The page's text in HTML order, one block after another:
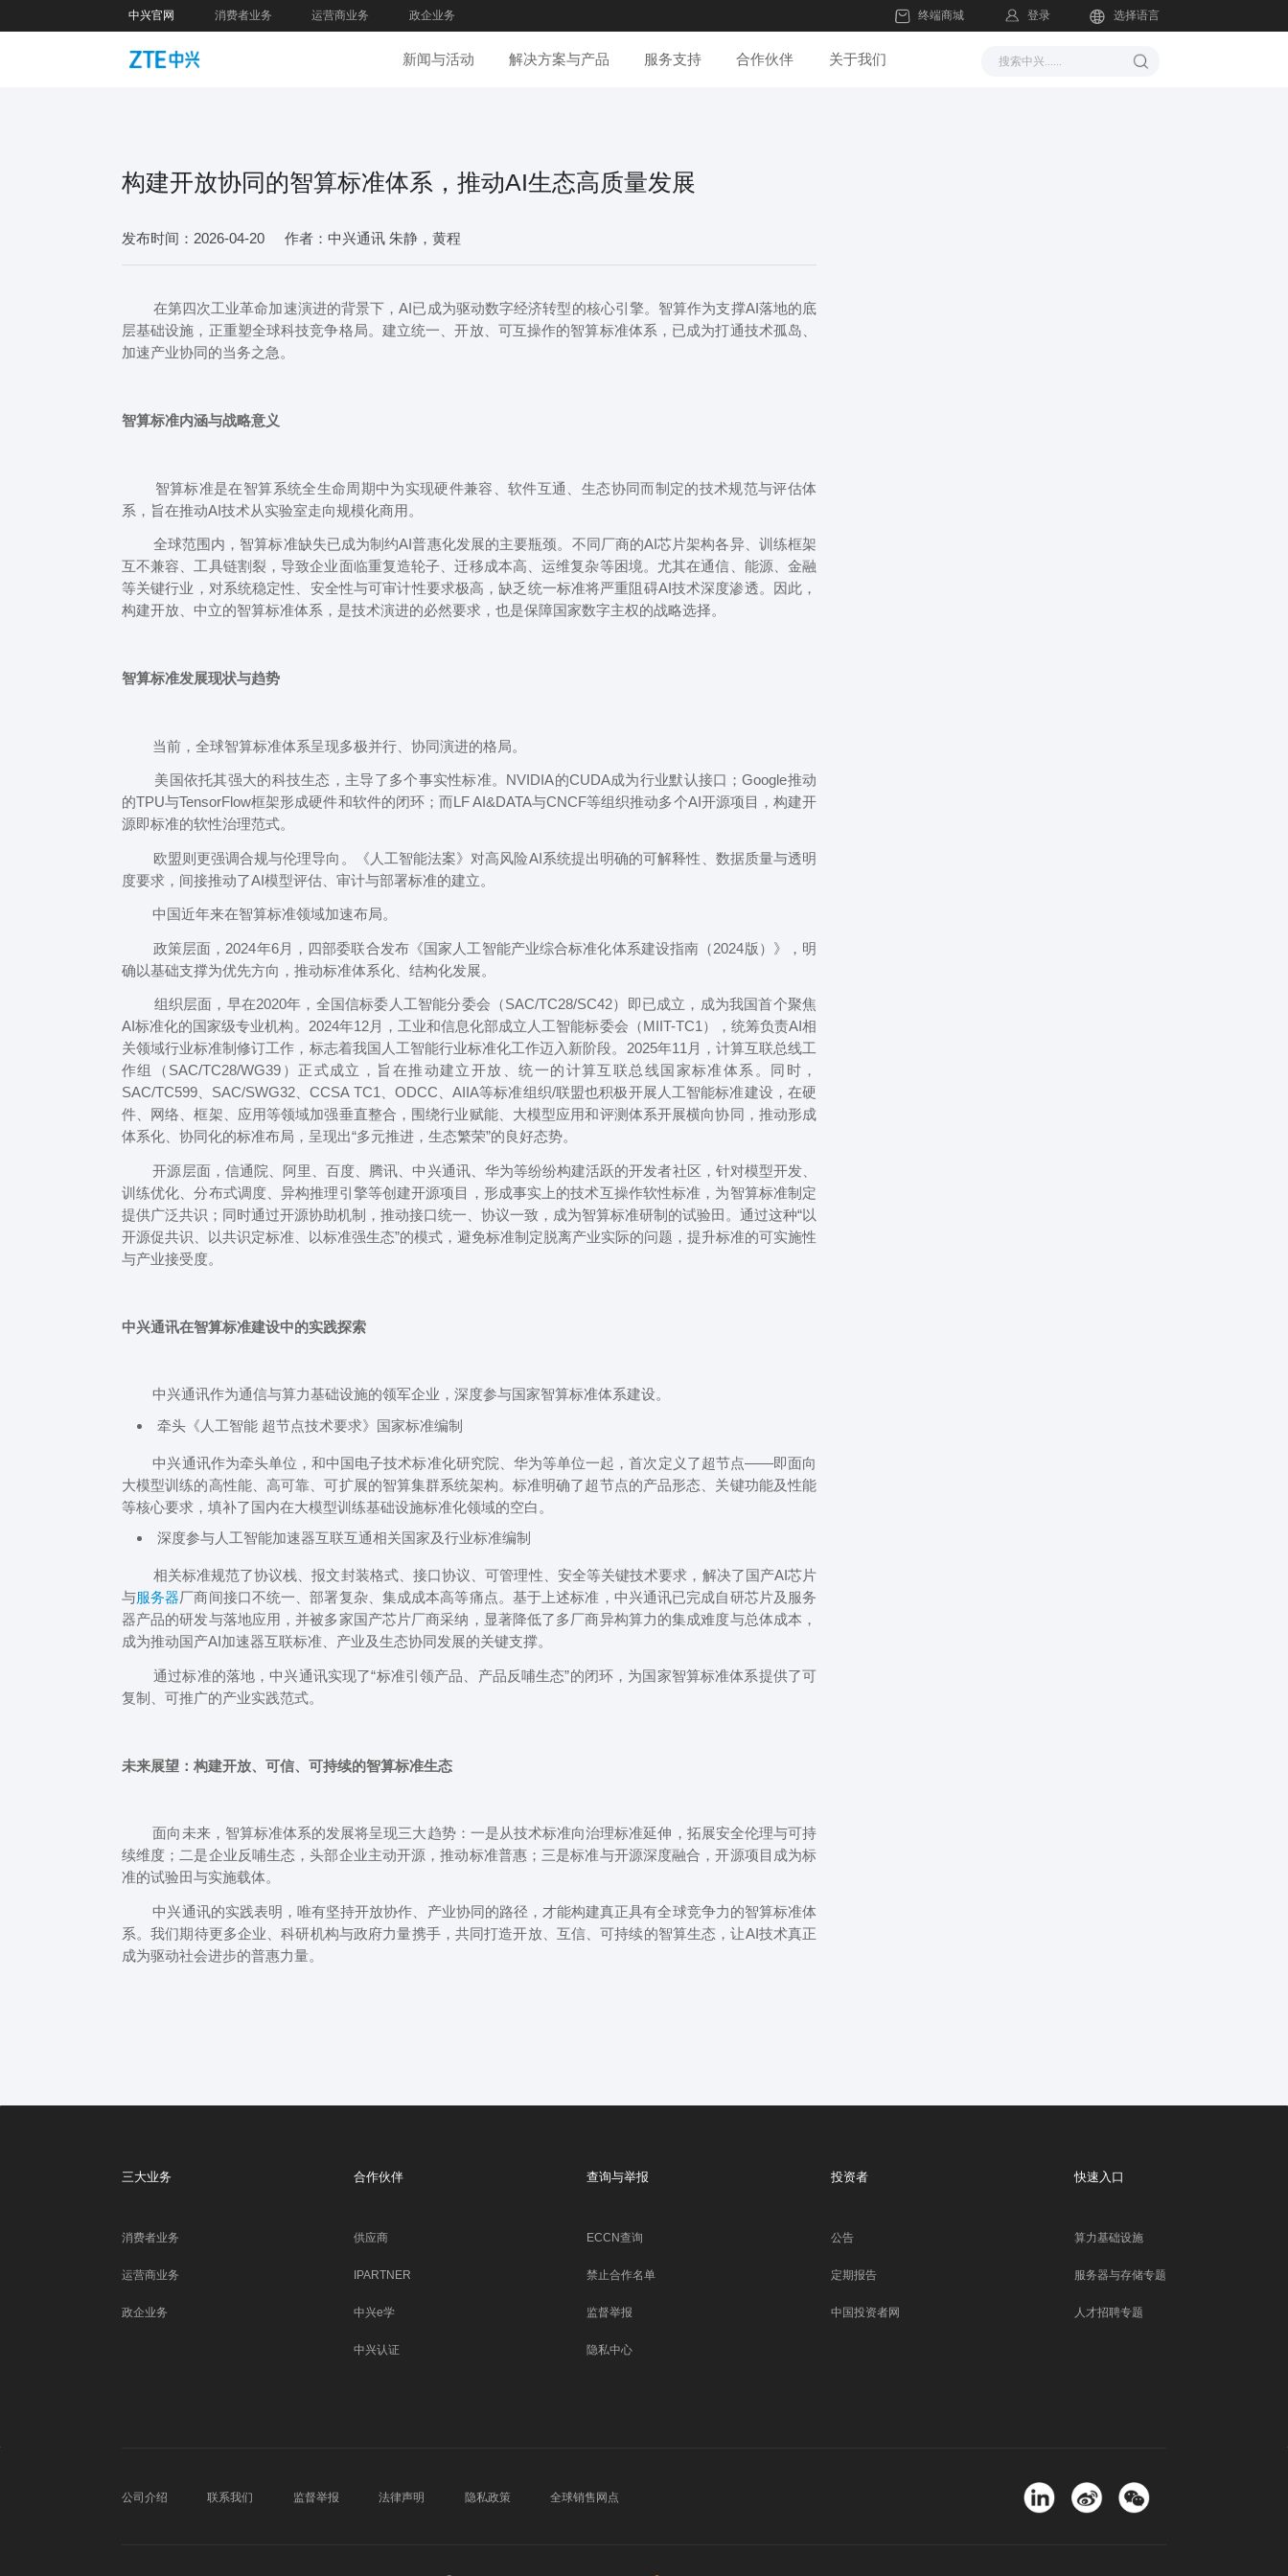
中兴官网 消费者业务 运营商业务 政企业务 终端商城 登录 选择语言
新闻与活动 解决方案与产品 服务支持 合作伙伴 关于我们
构建开放协同的智算标准体系，推动AI生态高质量发展
发布时间：2026-04-20 作者：中兴通讯 朱静，黄程
在第四次工业革命加速演进的背景下，AI已成为驱动数字经济转型的核心引擎。智算作为支撑AI落地的底
层基础设施，正重塑全球科技竞争格局。建立统一、开放、可互操作的智算标准体系，已成为打通技术孤岛、
加速产业协同的当务之急。
智算标准内涵与战略意义
智算标准是在智算系统全生命周期中为实现硬件兼容、软件互通、生态协同而制定的技术规范与评估体
系，旨在推动AI技术从实验室走向规模化商用。
全球范围内，智算标准缺失已成为制约AI普惠化发展的主要瓶颈。不同厂商的AI芯片架构各异、训练框架
互不兼容、工具链割裂，导致企业面临重复造轮子、迁移成本高、运维复杂等困境。尤其在通信、能源、金融
等关键行业，对系统稳定性、安全性与可审计性要求极高，缺乏统一标准将严重阻碍AI技术深度渗透。因此，
构建开放、中立的智算标准体系，是技术演进的必然要求，也是保障国家数字主权的战略选择。
智算标准发展现状与趋势
当前，全球智算标准体系呈现多极并行、协同演进的格局。
美国依托其强大的科技生态，主导了多个事实性标准。NVIDIA的CUDA成为行业默认接口；Google推动
的TPU与TensorFlow框架形成硬件和软件的闭环；而LF AI&DATA与CNCF等组织推动多个AI开源项目，构建开
源即标准的软性治理范式。
欧盟则更强调合规与伦理导向。《人工智能法案》对高风险AI系统提出明确的可解释性、数据质量与透明
度要求，间接推动了AI模型评估、审计与部署标准的建立。
中国近年来在智算标准领域加速布局。
政策层面，2024年6月，四部委联合发布《国家人工智能产业综合标准化体系建设指南（2024版）》，明
确以基础支撑为优先方向，推动标准体系化、结构化发展。
组织层面，早在2020年，全国信标委人工智能分委会（SAC/TC28/SC42）即已成立，成为我国首个聚焦
AI标准化的国家级专业机构。2024年12月，工业和信息化部成立人工智能标委会（MIIT-TC1），统筹负责AI相
关领域行业标准制修订工作，标志着我国人工智能行业标准化工作迈入新阶段。2025年11月，计算互联总线工
作组（SAC/TC28/WG39）正式成立，旨在推动建立开放、统一的计算互联总线国家标准体系。同时，
SAC/TC599、SAC/SWG32、CCSA TC1、ODCC、AIIA等标准组织/联盟也积极开展人工智能标准建设，在硬
件、网络、框架、应用等领域加强垂直整合，围绕行业赋能、大模型应用和评测体系开展横向协同，推动形成
体系化、协同化的标准布局，呈现出“多元推进，生态繁荣”的良好态势。
开源层面，信通院、阿里、百度、腾讯、中兴通讯、华为等纷纷构建活跃的开发者社区，针对模型开发、
训练优化、分布式调度、异构推理引擎等创建开源项目，形成事实上的技术互操作软性标准，为智算标准制定
提供广泛共识；同时通过开源协助机制，推动接口统一、协议一致，成为智算标准研制的试验田。通过这种“以
开源促共识、以共识定标准、以标准强生态”的模式，避免标准制定脱离产业实际的问题，提升标准的可实施性
与产业接受度。
中兴通讯在智算标准建设中的实践探索
中兴通讯作为通信与算力基础设施的领军企业，深度参与国家智算标准体系建设。
牵头《人工智能 超节点技术要求》国家标准编制
中兴通讯作为牵头单位，和中国电子技术标准化研究院、华为等单位一起，首次定义了超节点——即面向
大模型训练的高性能、高可靠、可扩展的智算集群系统架构。标准明确了超节点的产品形态、关键功能及性能
等核心要求，填补了国内在大模型训练基础设施标准化领域的空白。
深度参与人工智能加速器互联互通相关国家及行业标准编制
相关标准规范了协议栈、报文封装格式、接口协议、可管理性、安全等关键技术要求，解决了国产AI芯片
与服务器厂商间接口不统一、部署复杂、集成成本高等痛点。基于上述标准，中兴通讯已完成自研芯片及服务
器产品的研发与落地应用，并被多家国产芯片厂商采纳，显著降低了多厂商异构算力的集成难度与总体成本，
成为推动国产AI加速器互联标准、产业及生态协同发展的关键支撑。
通过标准的落地，中兴通讯实现了“标准引领产品、产品反哺生态”的闭环，为国家智算标准体系提供了可
复制、可推广的产业实践范式。
未来展望：构建开放、可信、可持续的智算标准生态
面向未来，智算标准体系的发展将呈现三大趋势：一是从技术标准向治理标准延伸，拓展安全伦理与可持
续维度；二是企业反哺生态，头部企业主动开源，推动标准普惠；三是标准与开源深度融合，开源项目成为标
准的试验田与实施载体。
中兴通讯的实践表明，唯有坚持开放协作、产业协同的路径，才能构建真正具有全球竞争力的智算标准体
系。我们期待更多企业、科研机构与政府力量携手，共同打造开放、互信、可持续的智算生态，让AI技术真正
成为驱动社会进步的普惠力量。
三大业务
消费者业务
运营商业务
政企业务
合作伙伴
供应商
IPARTNER
中兴e学
中兴认证
查询与举报
ECCN查询
禁止合作名单
监督举报
隐私中心
投资者
公告
定期报告
中国投资者网
快速入口
算力基础设施
服务器与存储专题
人才招聘专题
公司介绍 联系我们 监督举报 法律声明 隐私政策 全球销售网点